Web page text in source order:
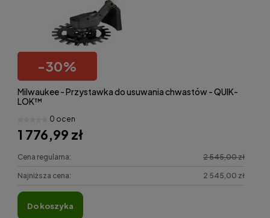
-30%
Milwaukee - Przystawka do usuwania chwastów - QUIK-
LOK™
0 ocen
1 776,99 zł
Cena regularna: 2 545,00 zł
Najniższa cena: 2 545,00 zł
do koszyka